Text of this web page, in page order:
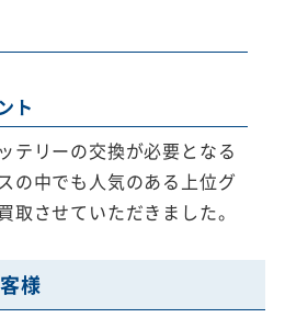
ト
テリーの交換が必要となる
の中でも人気のある上位グ
取させていただきました。
様